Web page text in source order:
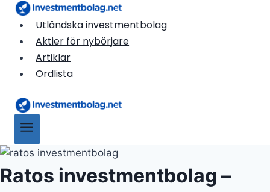
Skip
content
Utländska investmentbolag
Aktier för nybörjare
Artiklar
Ordlista
Ratos investmentbolag –